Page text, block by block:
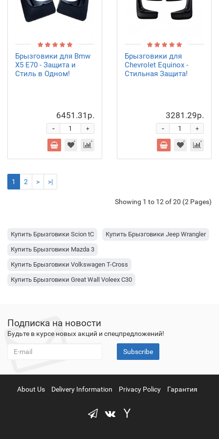
Брызговики для Bmw
X5 E70 - Защита и
Стиль в Одном!
6451.31р.
+
-
Брызговики для
Chevrolet Equinox -
Стильная Защита!
3281.29р.
+
-
1 2 > >|
Showing 1 to 12 of 20 (2 Pages)
Купить Брызговики Scion tC Купить Брызговики Jeep Wrangler
Купить Брызговики Mazda 3
Купить Брызговики Volkswagen T-Cross
Купить Брызговики Great Wall Voleex C30
Купить Брызговики Toyota Corolla
Купить Брызговики Subaru Forester
Купить Брызговики Mazda Axela Купить Брызговики Ford Kuga
Купить Брызговики Chevrolet Equinox
Подписка на новости
Будьте в курсе новых акций и спецпредложений!
Subscribe
About Us Delivery Information Privacy Policy Гарантия